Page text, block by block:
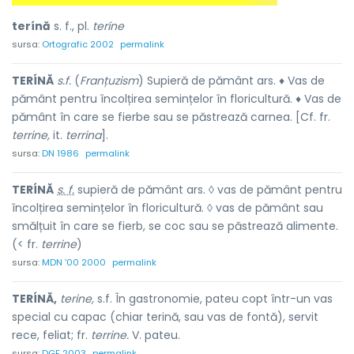
terínă s. f., pl. teríne
sursa: Ortografic 2002 permalink
TERÍNĂ s.f. (Franțuzism) Supieră de pământ ars. ♦ Vas de
pământ pentru încolțirea semințelor în floricultură. ♦ Vas de
pământ în care se fierbe sau se păstrează carnea. [Cf. fr.
terrine, it. terrina].
sursa:DN 1986 permalink
TERÍNĂ s. f. supieră de pământ ars. ◊ vas de pământ pentru
încolțirea semințelor în floricultură. ◊ vas de pământ sau
smălțuit în care se fierb, se coc sau se păstrează alimente.
(< fr. terrine)
sursa:MDN '00 2000 permalink
TERÍNĂ, terine, s.f. În gastronomie, pateu copt într-un vas
special cu capac (chiar terină, sau vas de fontă), servit
rece, feliat; fr. terrine. V. pateu.